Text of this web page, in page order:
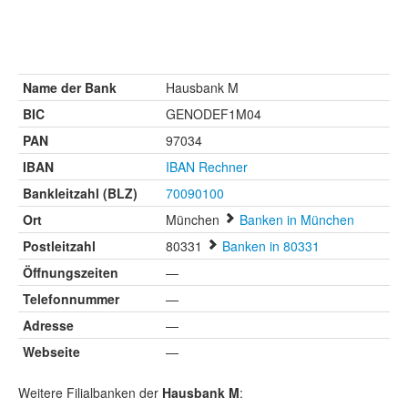
Name der Bank
Hausbank M
BIC
GENODEF1M04
PAN
97034
IBAN
IBAN Rechner
Bankleitzahl (BLZ)
70090100
Ort
München
Banken in München
Postleitzahl
80331
Banken in 80331
Öffnungszeiten
—
Telefonnummer
—
Adresse
—
Webseite
—
Weitere Filialbanken der Hausbank M: